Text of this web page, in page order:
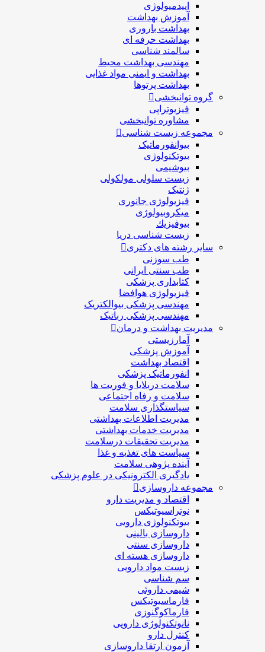
اپیدمیولوژی
آموزش بهداشت
بهداشت باروری
بهداشت حرفه ای
سالمند شناسی
مهندسی بهداشت محيط
بهداشت و ایمنی مواد غذایی
بهداشت پرتوها
گروه توانبخشی
فیزیوتراپی
مشاوره توانبخشی
مجموعه زیست شناسی
بیوانفورماتیک
بیوتکنولوژی
بیوشیمی
زیست سلولی مولکولی
ژنتیک
فیزیولوژی جانوری
میکروبیولوژی
بيوفيزيك
زیست شناسی دریا
سایر رشته های دکتری
طب سوزنی
طب سنتی ایرانی
کتابداری پزشکی
فیزیولوژی هوافضا
مهندسی پزشکی بیوالکتریک
مهندسی پزشکی رباتیک
مدیریت بهداشت و درمان
آمارزیستی
آموزش پزشکی
اقتصاد بهداشت
انفورماتیک پزشکی
سلامت دربلايا و فوريت ها
سلامت و رفاه اجتماعی
سیاستگذاری سلامت
مدیریت اطلاعات بهداشتی
مدیریت خدمات بهداشتی
مدیریت تحقیقات درسلامت
سیاست های تغذیه و غذا
آینده پژوهی سلامت
یادگیری الکترونیکی در علوم پزشکی
مجموعه داروسازی
اقتصاد و مديريت دارو
نوتراسیوتیکس
بيوتكنولوژی دارویی
داروسازی بالينی
داروسازی سنتی
داروسازی هسته ای
زیست مواد دارویی
سم شناسی
شيمی داروئی
فارماسيوتيكس
فارماكوگنوزی
نانوتکنولوژی دارویی
كنترل دارو
آزمون ارتقا داروسازی